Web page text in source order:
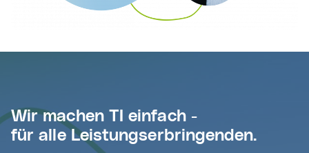
Wir machen TI einfach -
für alle Leistungserbringenden.